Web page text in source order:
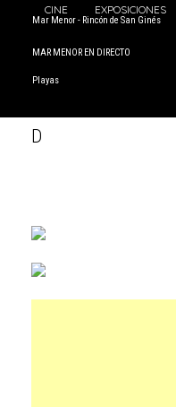
CINE EXPOSICIONES
Mar Menor - Rincón de San Ginés
MAR MENOR EN DIRECTO
Playas
D